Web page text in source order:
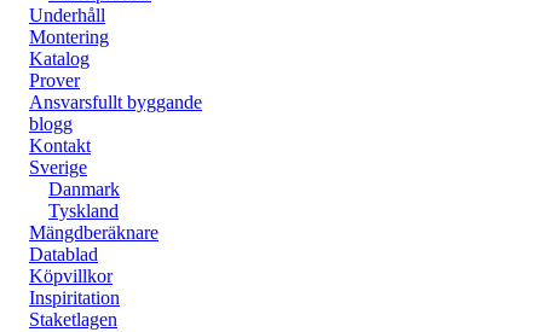
Underhåll
Montering
Katalog
Prover
Ansvarsfullt byggande
blogg
Kontakt
Sverige
Danmark
Tyskland
Mängdberäknare
Datablad
Köpvillkor
Inspiritation
Staketlagen